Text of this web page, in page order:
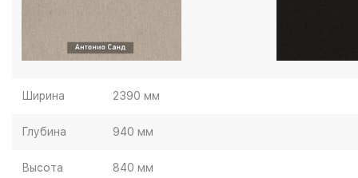
Ширина 2390 мм
Глубина 940 мм
Высота 840 мм